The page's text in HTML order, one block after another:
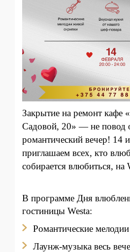
Закрытие на ремонт кафе
Садовой, 20» — не повод
романтический вечер! 14
приглашаем всех, кто
собирается влюбиться, на
В программе Дня
гостиницы Westa:
Романтические
Лаунж-музыка весь